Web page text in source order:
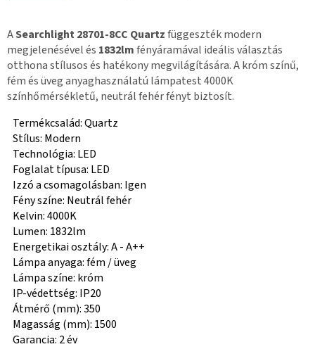
ASearchlight 28701-8CC Quartzfüggeszték modern
megjelenésével és 1832lmfényáramával ideális választás
otthona stílusos és hatékony megvilágítására. A króm színű,
fém és üveg anyaghasználatú lámpatest 4000K
színhőmérsékletű, neutrál fehér fényt biztosít.
Termékcsalád: Quartz
Stílus: Modern
Technológia: LED
Foglalat típusa: LED
Izzó a csomagolásban: Igen
Fény színe: Neutrál fehér
Kelvin: 4000K
Lumen: 1832lm
Energetikai osztály: A - A++
Lámpa anyaga: fém / üveg
Lámpa színe: króm
IP-védettség: IP20
Átmérő (mm): 350
Magasság (mm): 1500
Garancia: 2 év